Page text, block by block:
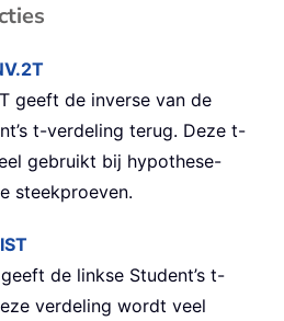
geeft de inverse van de
t-verdeling terug. Deze t-
gebruikt bij hypothese-
steekproeven.
de linkse Student’s t-
verdeling wordt veel